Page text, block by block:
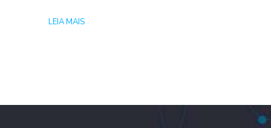
LEIA MAIS